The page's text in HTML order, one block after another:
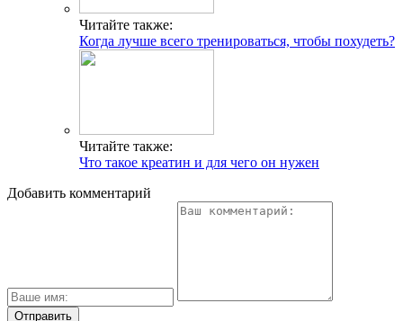
Читайте также:
Когда лучше всего тренироваться, чтобы похудеть?
Читайте также:
Что такое креатин и для чего он нужен
Добавить комментарий